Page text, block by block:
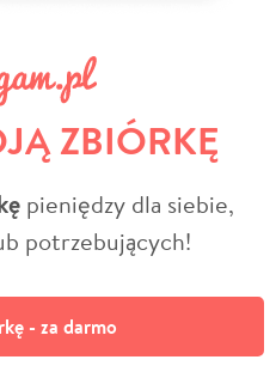
ZBIÓRKĘ
pieniędzy dla siebie,
potrzebujących!
- za darmo